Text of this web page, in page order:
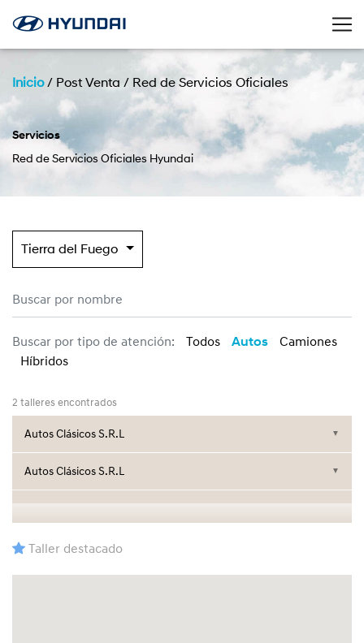
Inicio/ Post Venta / Red de Servicios Oficiales
Servicios
Red de Servicios Oficiales Hyundai
Tierra del Fuego
Buscar por tipo de atención: Todos Autos
Camiones
Híbridos
2 talleres encontrados
Autos Clásicos S.R.L ▼
Autos Clásicos S.R.L ▼
Taller destacado